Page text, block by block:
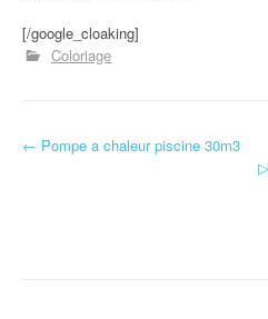
[/google_cloaking]
Coloriage
Navigation d'article
← Pompe a chaleur piscine 30m3